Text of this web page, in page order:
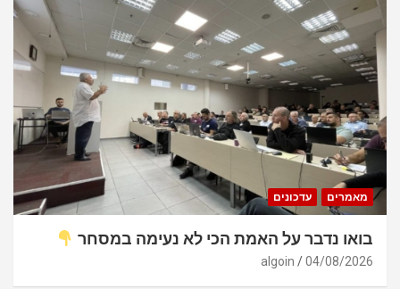
מאמרים עדכונים
בואו נדבר על האמת הכי לא נעימה במסחר
04/08/2026
algoin